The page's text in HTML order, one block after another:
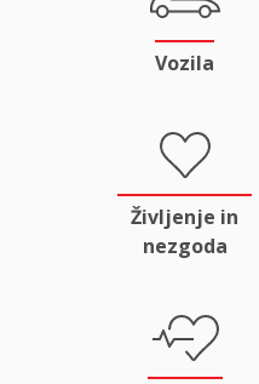
Vozila
Življenje in
nezgoda